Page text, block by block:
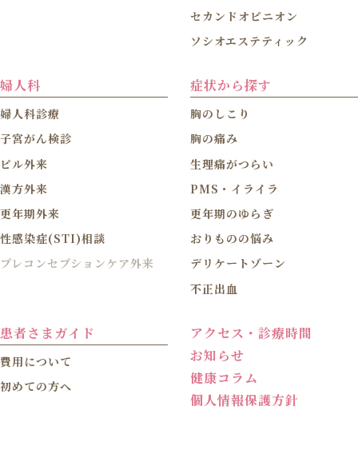
セカンドオピニオン
ソシオエステティック
婦人科
婦人科診療
子宮がん検診
ピル外来
漢方外来
更年期外来
性感染症(STI)相談
プレコンセプションケア外来
症状から探す
胸のしこり
胸の痛み
生理痛がつらい
PMS・イライラ
更年期のゆらぎ
おりものの悩み
デリケートゾーン
不正出血
患者さまガイド
費用について
初めての方へ
アクセス・診療時間
お知らせ
健康コラム
個人情報保護方針